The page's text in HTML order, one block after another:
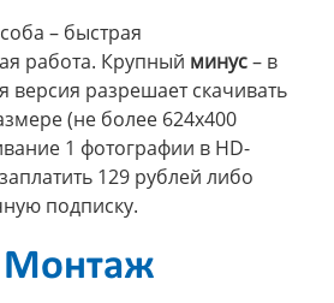
– быстрая
работа. Крупный минус– в
версия разрешает скачивать
(не более 624х400
1 фотографии в HD-
129 рублей либо
подписку.
Монтаж